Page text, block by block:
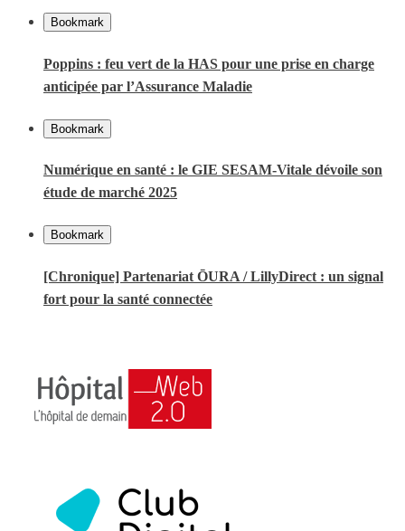
Bookmark
Poppins : feu vert de la HAS pour une prise en charge
anticipée par l’Assurance Maladie
Bookmark
Numérique en santé : le GIE SESAM-Vitale dévoile son
étude de marché 2025
Bookmark
[Chronique] Partenariat ŌURA / LillyDirect : un signal
fort pour la santé connectée